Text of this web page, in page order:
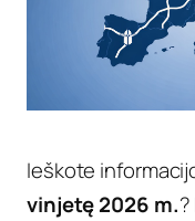
Ieškote
vinjetę 2026 m.